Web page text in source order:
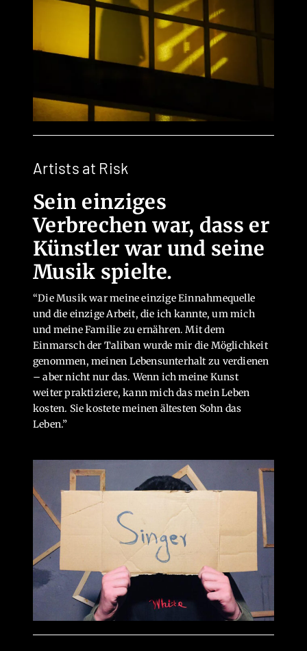
Artists at Risk
Sein einziges
Verbrechen war, dass er
Künstler war und seine
Musik spielte.
“Die Musik war meine einzige Einnahmequelle
und die einzige Arbeit, die ich kannte, um mich
und meine Familie zu ernähren. Mit dem
Einmarsch der Taliban wurde mir die Möglichkeit
genommen, meinen Lebensunterhalt zu verdienen
– aber nicht nur das. Wenn ich meine Kunst
weiter praktiziere, kann mich das mein Leben
kosten. Sie kostete meinen ältesten Sohn das
Leben.”